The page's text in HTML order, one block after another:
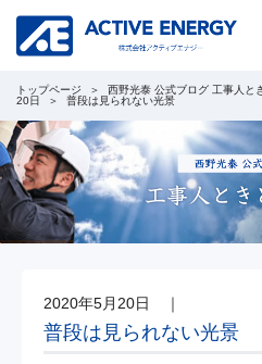
トップページ 西野光泰 公式ブログ 工事人と
20日
普段は見られない光景
2020年5月20日 ｜
普段は見られない光景
トップページ
コンセプト
企業情報
協力会社募集